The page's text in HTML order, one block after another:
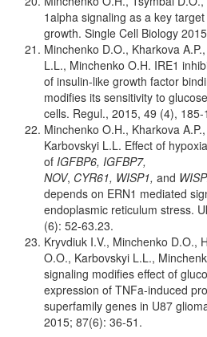
1alpha signaling as a key
growth. Single Cell Biology
Minchenko D.O., Kharkova
L.L., Minchenko O.H. IRE1
of insulin-like growth factor
modifies its sensitivity to
cells. Regul., 2015, 49 (4), 185-
Minchenko O.H., Kharkova
Karbovskyi L.L. Effect of
of IGFBP6, IGFBP7,
NOV, CYR61, WISP1, and
depends on ERN1 mediated
endoplasmic reticulum stress.
(6): 52-63.23.
Kryvdiuk I.V., Minchenko D.O.,
O.O., Karbovskyi L.L.,
signaling modifies effect of
expression of TNFa-induced
superfamily genes in U87
2015; 87(6): 36-51.